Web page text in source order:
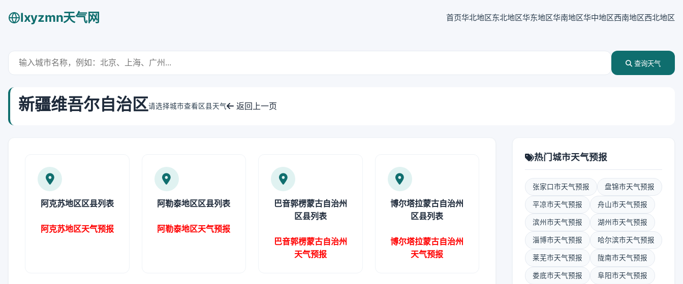
lxyzmn天气网 首页华北地区东北地区华东地区华南地区华中地区西南地区西北地区
查询天气
新疆维吾尔自治区请选择城市查看区县天气 返回上一页
阿克苏地区区县列表
阿克苏地区天气预报
阿勒泰地区区县列表
阿勒泰地区天气预报
巴音郭楞蒙古自治州
区县列表
巴音郭楞蒙古自治州
天气预报
博尔塔拉蒙古自治州
区县列表
博尔塔拉蒙古自治州
天气预报
热门城市天气预报
张家口市天气预报 盘锦市天气预报
平凉市天气预报 舟山市天气预报
滨州市天气预报 湖州市天气预报
淄博市天气预报 哈尔滨市天气预报
莱芜市天气预报 陇南市天气预报
娄底市天气预报 阜阳市天气预报